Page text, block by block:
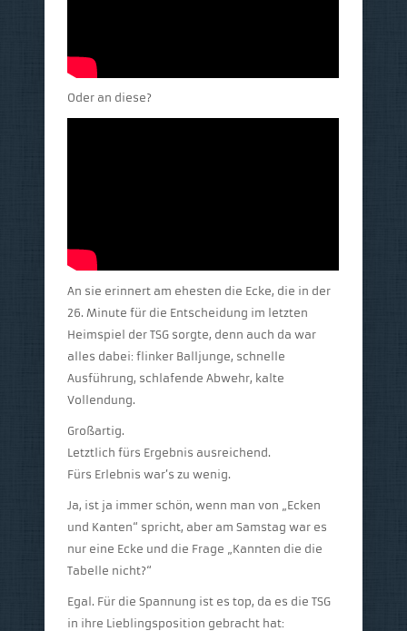
Oder an diese?
An sie erinnert am ehesten die Ecke, die in der
26. Minute für die Entscheidung im letzten
Heimspiel der TSG sorgte, denn auch da war
alles dabei: flinker Balljunge, schnelle
Ausführung, schlafende Abwehr, kalte
Vollendung.
Großartig.
Letztlich fürs Ergebnis ausreichend.
Fürs Erlebnis war’s zu wenig.
Ja, ist ja immer schön, wenn man von „Ecken
und Kanten“ spricht, aber am Samstag war es
nur eine Ecke und die Frage „Kannten die die
Tabelle nicht?“
Egal. Für die Spannung ist es top, da es die TSG
in ihre Lieblingsposition gebracht hat: